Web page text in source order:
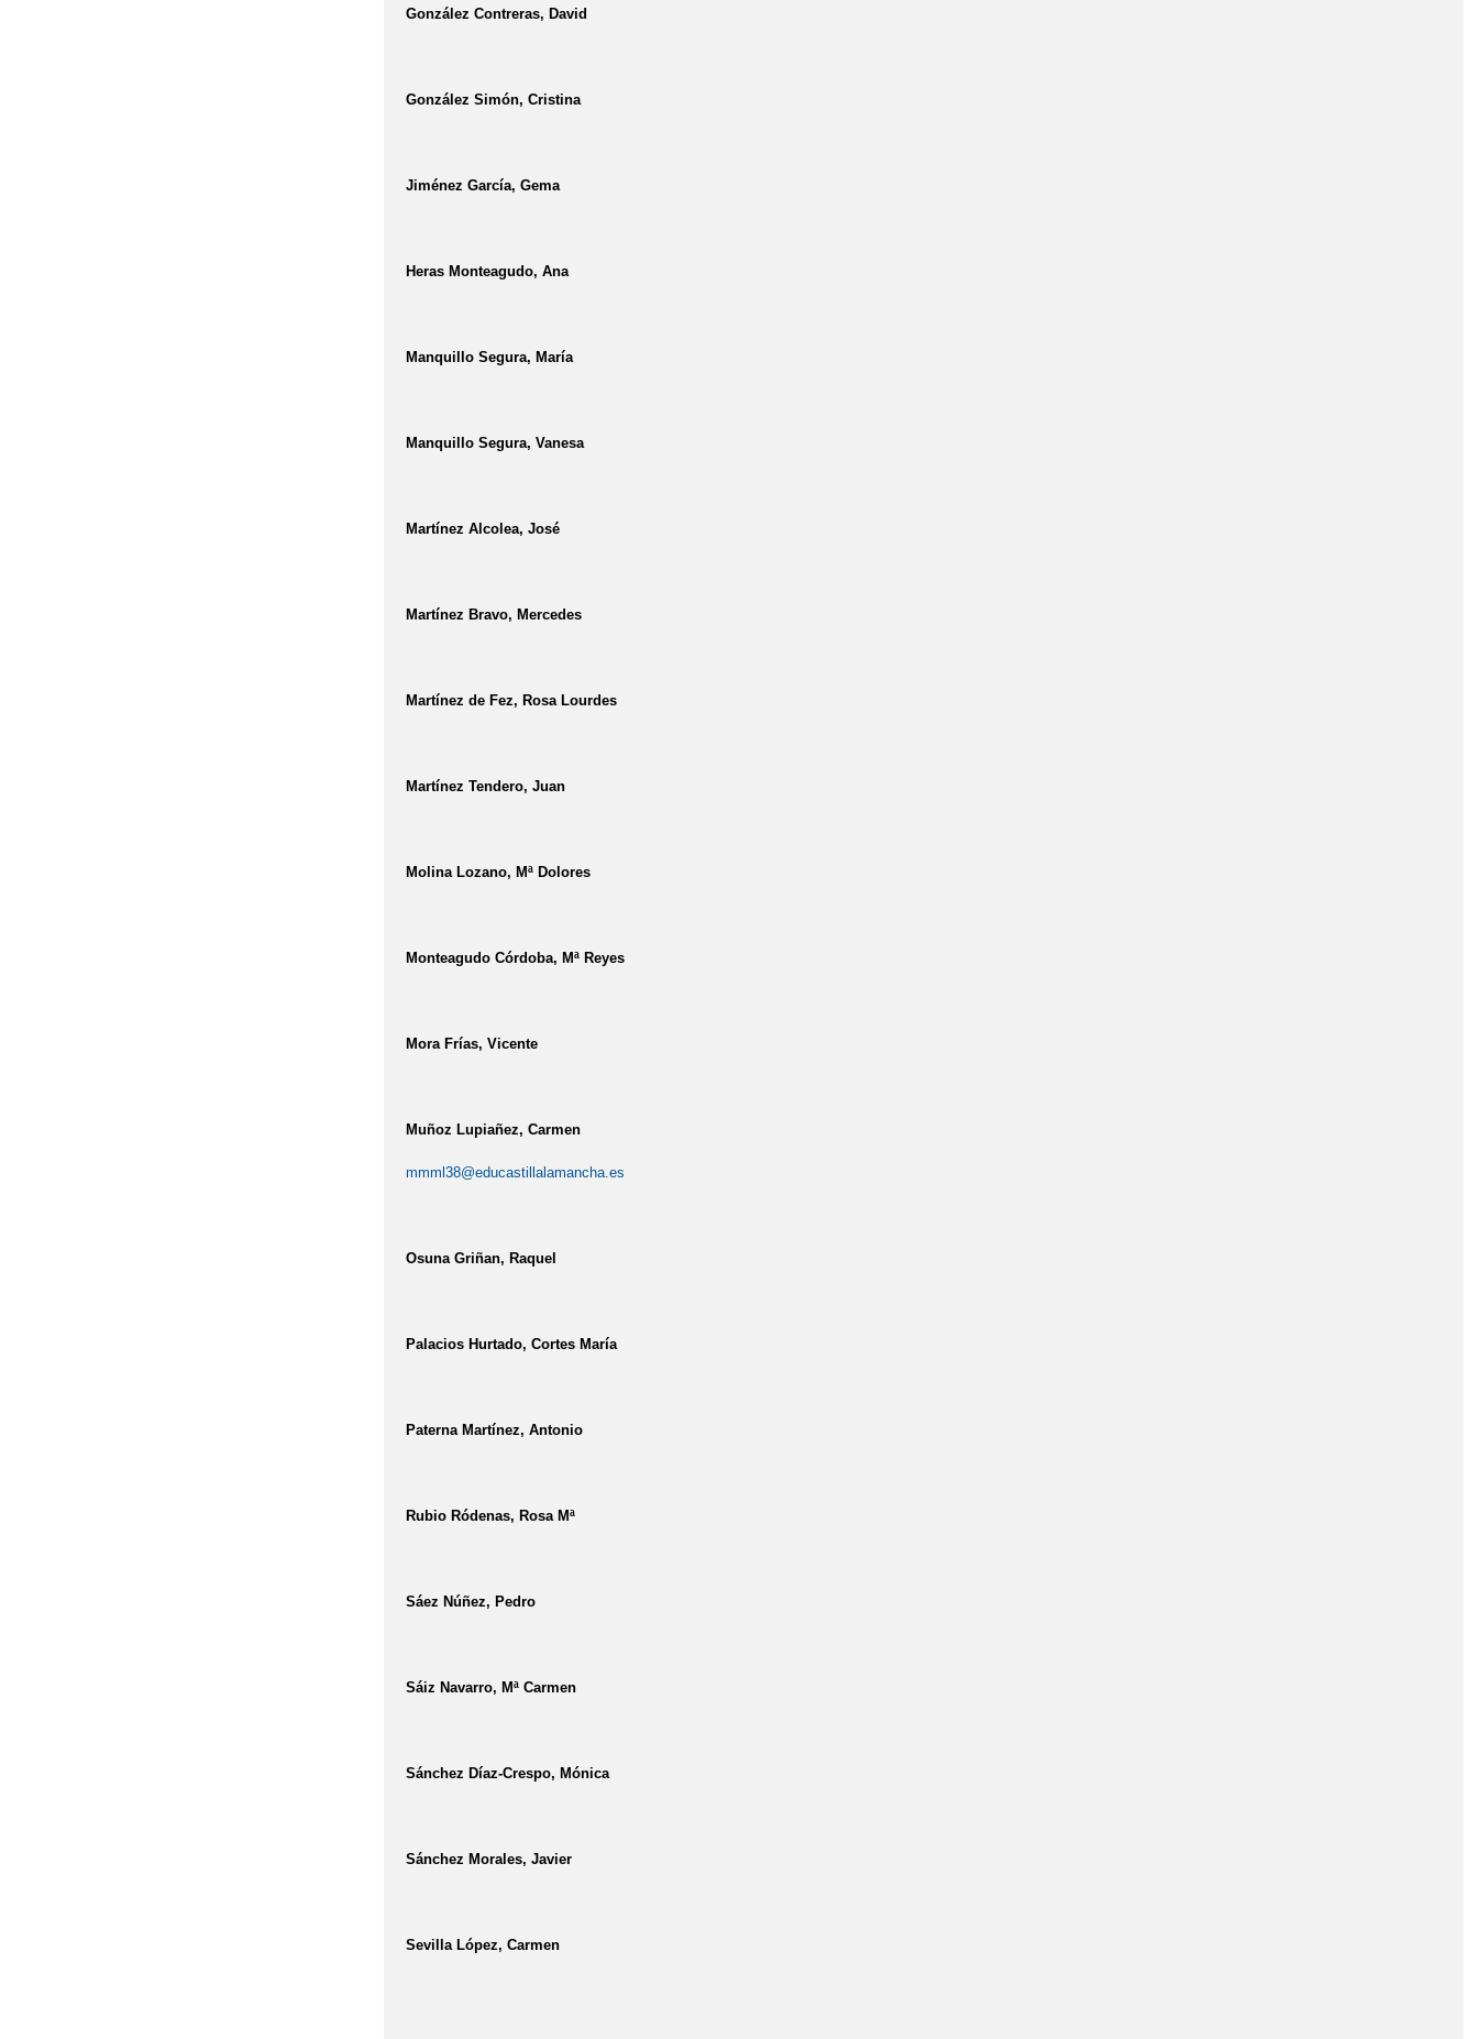
González Contreras, David
González Simón, Cristina
Jiménez García, Gema
Heras Monteagudo, Ana
Manquillo Segura, María
Manquillo Segura, Vanesa
Martínez Alcolea, José
Martínez Bravo, Mercedes
Martínez de Fez, Rosa Lourdes
Martínez Tendero, Juan
Molina Lozano, Mª Dolores
Monteagudo Córdoba, Mª Reyes
Mora Frías, Vicente
Muñoz Lupiañez, Carmen
mmml38@educastillalamancha.es
Osuna Griñan, Raquel
Palacios Hurtado, Cortes María
Paterna Martínez, Antonio
Rubio Ródenas, Rosa Mª
Sáez Núñez, Pedro
Sáiz Navarro, Mª Carmen
Sánchez Díaz-Crespo, Mónica
Sánchez Morales, Javier
Sevilla López, Carmen